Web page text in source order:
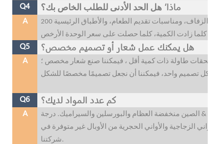
Q4
ماذا’ هل الحد الأدنى للطلب الخاص بك؟
A للفنادق وقاعات الولائم والمطاعم الفاخرة، وحفلات الزفاف، ومناسبات تقديم الطعام، والأطباق الرئيسية 200
Q5 هل يمكنك عمل شعار أو تصميم مخصص؟
A اللوحات الرئيسية أكثر من 500 قطعة مع ملحقات طاولة ذات كمية أقل ، فيمكننا صنع شعار مخصص ؛
Q6 كم عدد المواد لديك؟
A
& الصين منخفضة العظام والبورسلين والسيراميك. درجة
الزجاجية والأواني الحجرية من الأوبال غير متوفرة في
شركتنا.